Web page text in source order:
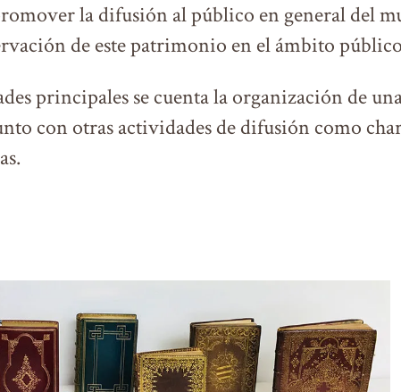
la difusión al público en general del
de este patrimonio en el ámbito
principales se cuenta la organización de
con otras actividades de difusión como